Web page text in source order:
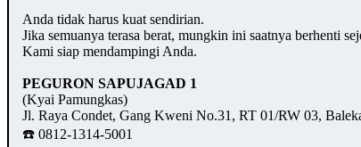
Anda tidak harus kuat sendirian.
Jika semuanya terasa berat, mungkin ini saatnya berhenti
Kami siap mendampingi Anda.
PEGURON SAPUJAGAD 1
(Kyai Pamungkas)
Jl. Raya Condet, Gang Kweni No.31, RT 01/RW 03,
☎️ 0812-1314-5001